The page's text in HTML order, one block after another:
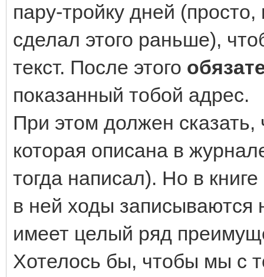
пару-тройку дней
сделал этого раньше),
текст. После этого
показанный тобой адрес.
При этом должен сказать,
которая описана в
тогда написал). Но в
в ней ходы записываются
имеет целый ряд
Хотелось бы, чтобы мы с